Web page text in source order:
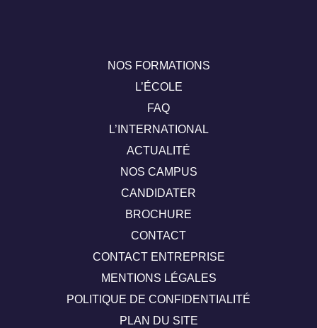
NOS FORMATIONS
L’ÉCOLE
FAQ
L’INTERNATIONAL
ACTUALITÉ
NOS CAMPUS
CANDIDATER
BROCHURE
CONTACT
CONTACT ENTREPRISE
MENTIONS LÉGALES
POLITIQUE DE CONFIDENTIALITÉ
PLAN DU SITE